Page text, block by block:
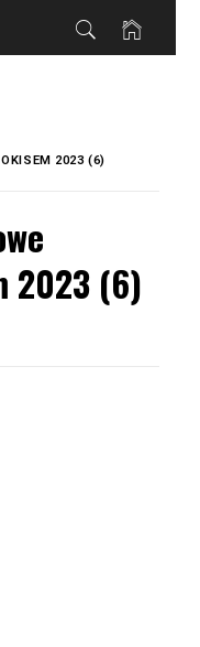
2023 (6)
2023 (6)